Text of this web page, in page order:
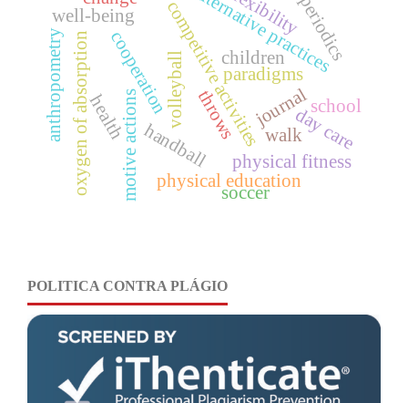
motive actions competitive activities
throws
handball
volleyball paradigms
alternative practices
journal
periodics
physical education
physical fitness
health
children
oxygen of absorption walk
well-being
day care
cooperation school
soccer
anthropometry
POLITICA CONTRA PLÁGIO